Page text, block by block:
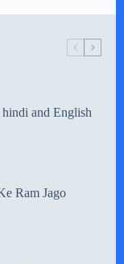
and English
Ram Jago